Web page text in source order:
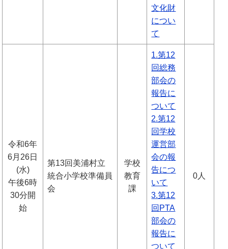
文化財
につい
て
令和6年
6月26日
(水)
午後6時
30分開
始
第13回美浦村立
統合小学校準備員
会
学校
教育
課
1.第12
回総務
部会の
報告に
ついて
2.第12
回学校
運営部
会の報
告につ
いて
3.第12
回PTA
部会の
報告に
ついて
0人